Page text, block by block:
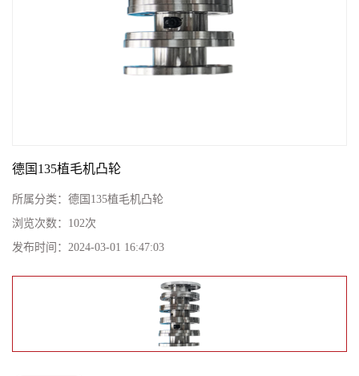
德国135植毛机凸轮
所属分类： 德国135植毛机凸轮
浏览次数： 102次
发布时间： 2024-03-01 16:47:03